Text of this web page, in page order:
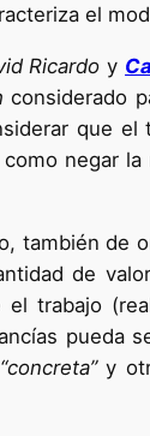
el
Ricardo y
considerado
que el
negar
también de
de
trabajo
pueda
“concreta”y